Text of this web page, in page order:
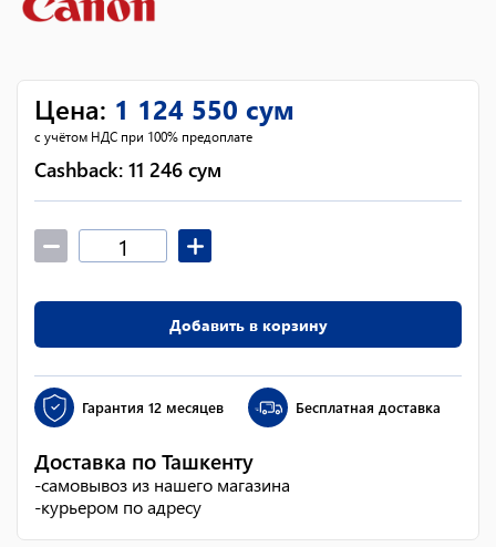
Цена: 1 124 550 сум
с учётом НДС при 100% предоплате
Cashback: 11 246 сум
Добавить в корзину
Гарантия 12 месяцев Бесплатная доставка
Доставка по Ташкенту
-самовывоз из нашего магазина
-курьером по адресу